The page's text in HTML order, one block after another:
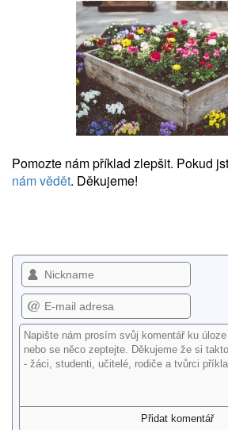
Pomozte nám příklad zlepšit. Pokud
nám vědět. Děkujeme!